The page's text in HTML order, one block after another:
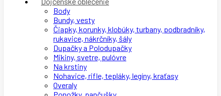
Body
Bundy, vesty
Čiapky, korunky, klobúky, turbany, podbradníky,
rukavice, nákrčníky, šály
Dupačky a Polodupačky
Mikiny, svetre, pulóvre
Na krstiny
Nohavice, rifle, tepláky, legíny, kraťasy
Overaly